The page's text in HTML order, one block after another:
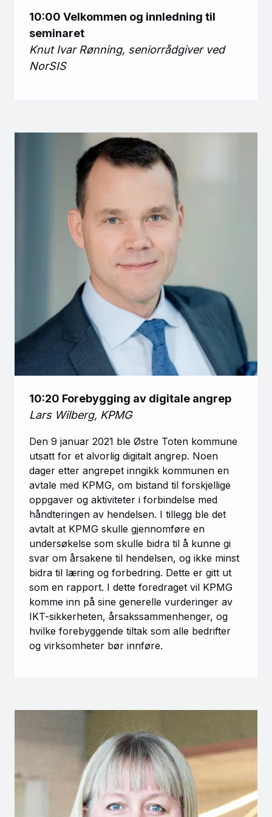
10:00 Velkommen og innledning til
seminaret
Knut Ivar Rønning, seniorrådgiver ved
NorSIS
10:20 Forebygging av digitale angrep
Lars Wilberg, KPMG
Den 9 januar 2021 ble Østre Toten kommune
utsatt for et alvorlig digitalt angrep. Noen
dager etter angrepet inngikk kommunen en
avtale med KPMG, om bistand til forskjellige
oppgaver og aktiviteter i forbindelse med
håndteringen av hendelsen. I tillegg ble det
avtalt at KPMG skulle gjennomføre en
undersøkelse som skulle bidra til å kunne gi
svar om årsakene til hendelsen, og ikke minst
bidra til læring og forbedring. Dette er gitt ut
som en rapport. I dette foredraget vil KPMG
komme inn på sine generelle vurderinger av
IKT-sikkerheten, årsakssammenhenger, og
hvilke forebyggende tiltak som alle bedrifter
og virksomheter bør innføre.